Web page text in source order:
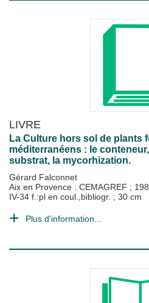
LIVRE
La Culture hors sol de plants
méditerranéens : le
substrat, la mycorhization.
Gérard Falconnet
Aix en Provence : CEMAGREF ;
IV-34 f.:pl en coul.,bibliogr. ; 30 cm
Plus d'information...